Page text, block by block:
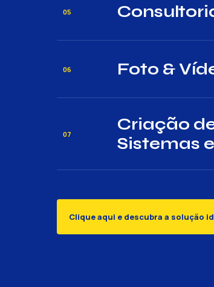
05
06 Foto &
07
Criação
Sistemas
Clique aqui e descubra a solução